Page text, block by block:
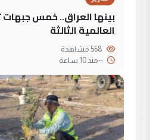
بينها العراق.. خمس جبهات
العالمية الثالثة
--منذ 10 ساعة